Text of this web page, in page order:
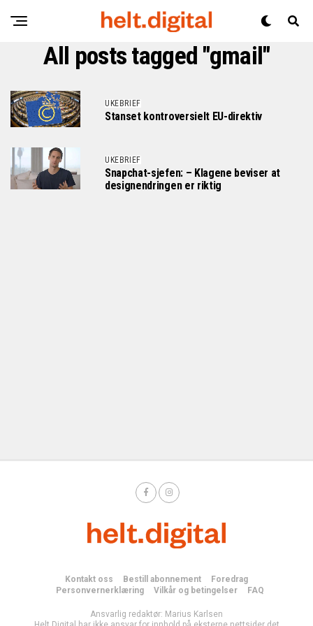
All posts tagged "gmail"
UKEBRIEF
Stanset kontroversielt EU-direktiv
UKEBRIEF
Snapchat-sjefen: – Klagene beviser at
designendringen er riktig
Kontakt oss Bestill abonnement
Foredrag
Personvernerklæring
Vilkår og betingelser FAQ
Ansvarlig redaktør: Marius Karlsen